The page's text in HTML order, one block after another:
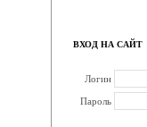
ВХОД НА САЙТ
Логин
Пароль